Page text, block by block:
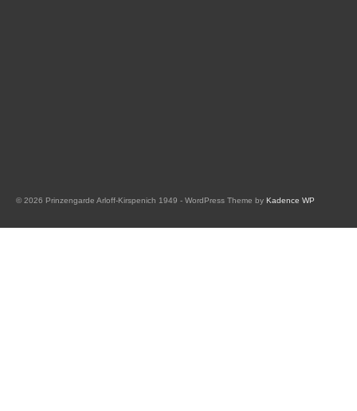
© 2026 Prinzengarde Arloff-Kirspenich 1949 - WordPress Theme by Kadence WP